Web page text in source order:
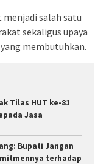
salah satu
sekaligus upaya
membutuhkan.
Tilas HUT ke-81
Jasa
Bupati Jangan
terhadap